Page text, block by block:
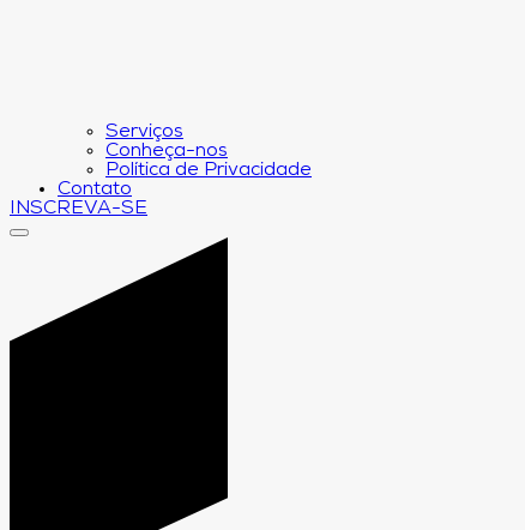
Serviços
Conheça-nos
Política de Privacidade
Contato
INSCREVA-SE